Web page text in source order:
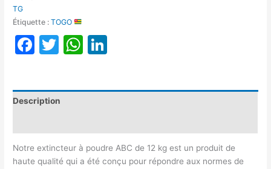
TG
Étiquette :TOGO
Facebook
TwitterWhatsApp
Description
Notre extincteur à poudre ABC de 12 kg est un produit de
haute qualité qui a été conçu pour répondre aux normes de